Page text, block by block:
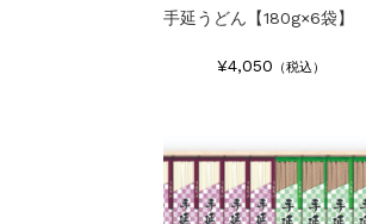
手延うどん【180g×6袋】
¥4,050 （税込）